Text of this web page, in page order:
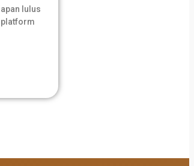
lulus
platform